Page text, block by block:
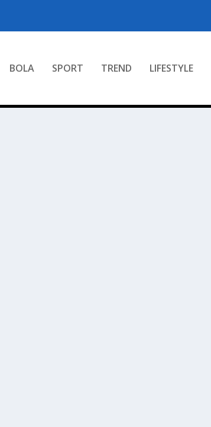
BOLA SPORT TREND LIFESTYLE